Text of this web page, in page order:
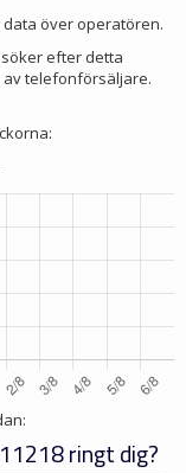
data över operatören.
efter detta
av telefonförsäljare.
ringt dig?